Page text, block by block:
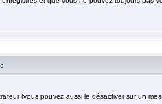
(vous pouvez aussi le désactiver sur un